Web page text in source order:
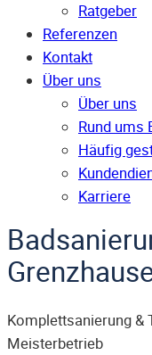
Ratgeber
Referenzen
Kontakt
Über uns
Über uns
Rund ums
Häufig
Karriere
Komplettsanierung &
Meisterbetrieb